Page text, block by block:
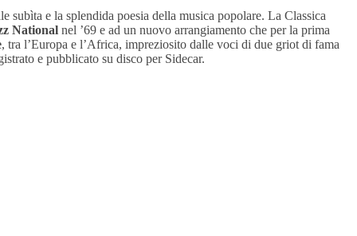
subìta e la splendida poesia della musica popolare. La Classica
National nel ’69 e ad un nuovo arrangiamento che per la prima
, tra l’Europa e l’Africa, impreziosito dalle voci di due griot di fama
e pubblicato su disco per Sidecar.